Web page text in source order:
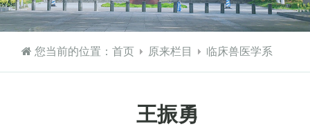
您当前的位置：首页 原来栏目 临床兽医学系
王振勇